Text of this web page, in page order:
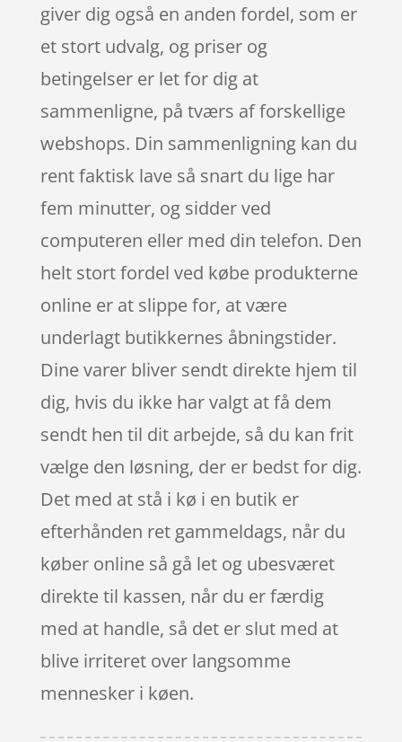
giver dig også en anden fordel, som er
et stort udvalg, og priser og
betingelser er let for dig at
sammenligne, på tværs af forskellige
webshops. Din sammenligning kan du
rent faktisk lave så snart du lige har
fem minutter, og sidder ved
computeren eller med din telefon. Den
helt stort fordel ved købe produkterne
online er at slippe for, at være
underlagt butikkernes åbningstider.
Dine varer bliver sendt direkte hjem til
dig, hvis du ikke har valgt at få dem
sendt hen til dit arbejde, så du kan frit
vælge den løsning, der er bedst for dig.
Det med at stå i kø i en butik er
efterhånden ret gammeldags, når du
køber online så gå let og ubesværet
direkte til kassen, når du er færdig
med at handle, så det er slut med at
blive irriteret over langsomme
mennesker i køen.